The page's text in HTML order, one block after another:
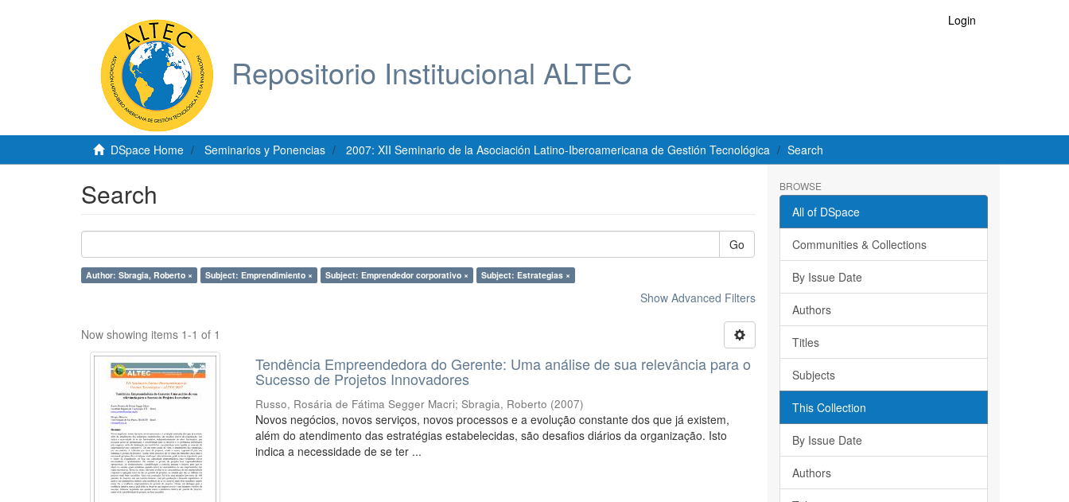
Repositorio Institucional ALTEC
Login
DSpace Home Seminarios y Ponencias 2007: XII Seminario de la Asociación Latino-Iberoamericana de Gestión Tecnológica Search
Search
Go
Author: Sbragia, Roberto × Subject: Emprendimiento × Subject: Emprendedor corporativo × Subject: Estrategias ×
Show Advanced Filters
Now showing items 1-1 of 1
Tendência Empreendedora do Gerente: Uma análise de sua relevância para o
Sucesso de Projetos Innovadores
Russo, Rosária de Fátima Segger Macri;Sbragia, Roberto (2007)
Novos negócios, novos serviços, novos processos e a evolução constante dos que já existem,
além do atendimento das estratégias estabelecidas, são desafios diários da organização. Isto
indica a necessidade de se ter ...
BROWSE
All of DSpace
Communities & Collections
By Issue Date
Authors
Titles
Subjects
This Collection
By Issue Date
Authors